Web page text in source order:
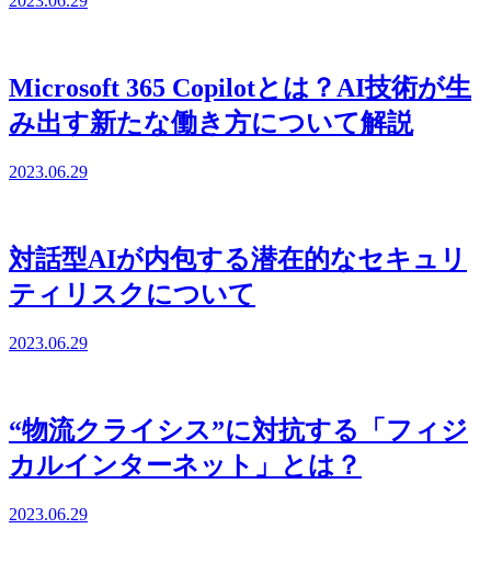
Microsoft 365 Copilotとは？AI技術が生
み出す新たな働き方について解説
2023.06.29
対話型AIが内包する潜在的なセキュリ
ティリスクについて
2023.06.29
“物流クライシス”に対抗する「フィジ
カルインターネット」とは？
2023.06.29